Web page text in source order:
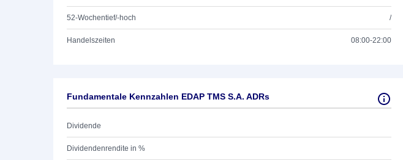
52-Wochentief/-hoch /
Handelszeiten 08:00-22:00
Fundamentale Kennzahlen EDAP TMS S.A. ADRs
Dividende
Dividendenrendite in %